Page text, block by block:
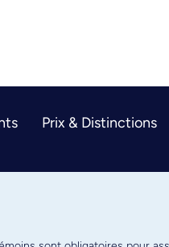
Prix & Distinctions